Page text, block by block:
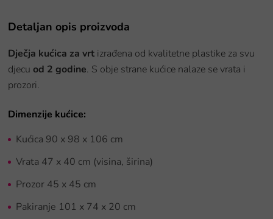
Detaljan opis proizvoda
Dječja kućica za vrt izrađena od kvalitetne plastike za svu
djecu od 2 godine. S obje strane kućice nalaze se vrata i
prozori.
Dimenzije kućice:
Kućica 90 x 98 x 106 cm
Vrata 47 x 40 cm (visina, širina)
Prozor 45 x 45 cm
Pakiranje 101 x 74 x 20 cm